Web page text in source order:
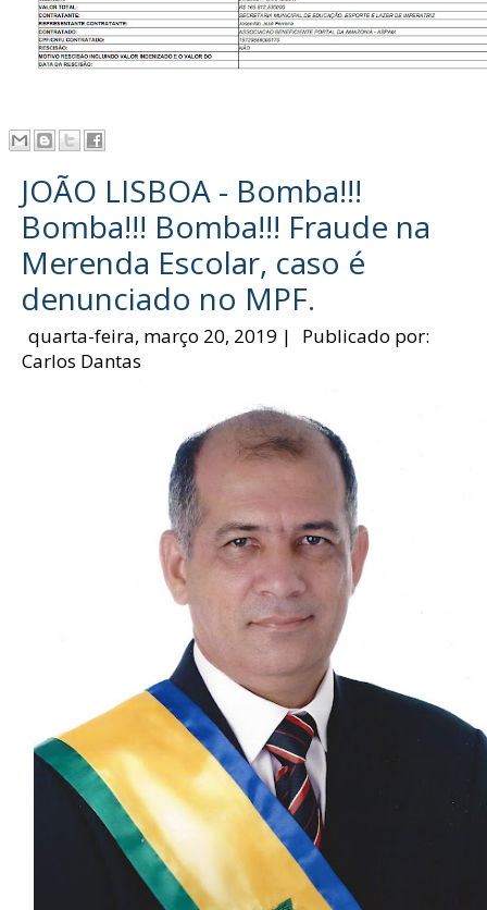
JOÃO LISBOA - Bomba!!!
Bomba!!! Bomba!!! Fraude na
Merenda Escolar, caso é
denunciado no MPF.
quarta-feira, março 20, 2019 |
Publicado por:
Carlos Dantas